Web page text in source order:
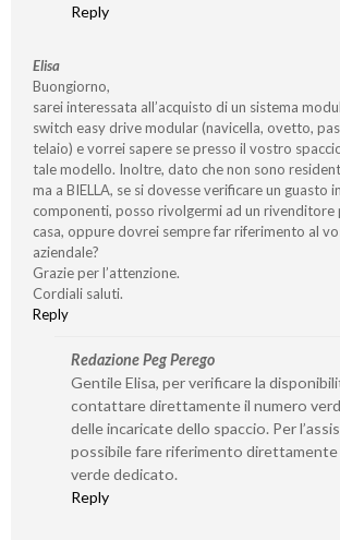
Reply
Elisa
Buongiorno,
sarei interessata all’acquisto di un sistema
switch easy drive modular (navicella, ovetto,
telaio) e vorrei sapere se presso il vostro
tale modello. Inoltre, dato che non sono
ma a BIELLA, se si dovesse verificare un guasto
componenti, posso rivolgermi ad un rivenditore
casa, oppure dovrei sempre far riferimento al
aziendale?
Grazie per l’attenzione.
Cordiali saluti.
Reply
Redazione Peg Perego
Gentile Elisa, per verificare la
contattare direttamente il numero
delle incaricate dello spaccio. Per
possibile fare riferimento
verde dedicato.
Reply